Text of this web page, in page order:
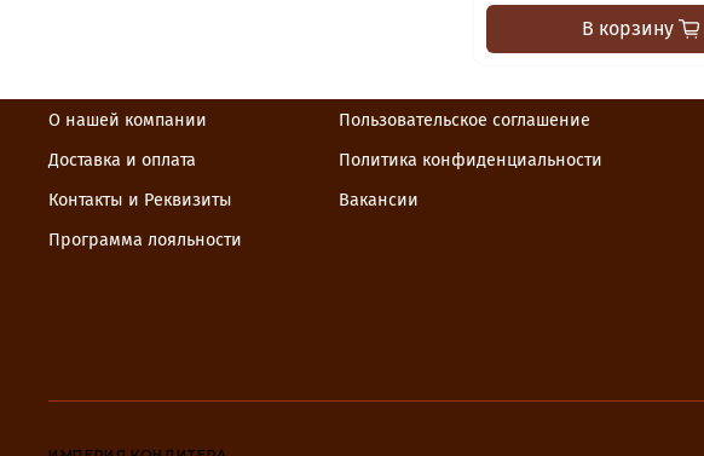
В корзину
О нашей компании
Доставка и оплата
Контакты и Реквизиты
Программа лояльности
Пользовательское соглашение
Политика конфиденциальности
Вакансии